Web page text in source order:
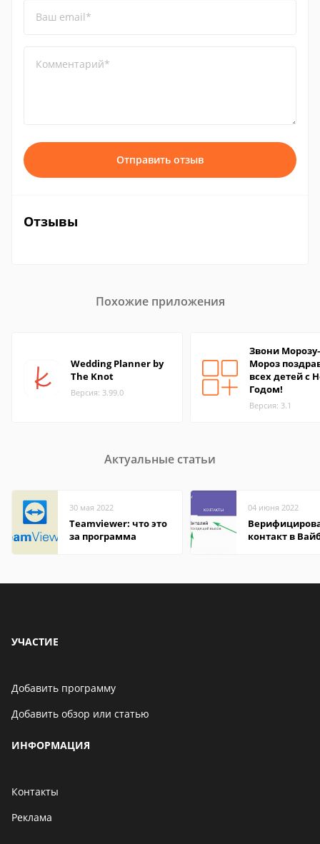
Ваш email*
Комментарий*
Отправить отзыв
Отзывы
Похожие приложения
Wedding Planner by
The Knot
Версия: 3.99.0
Звони
Мороз
всех детей с
Годом!
Версия: 3.1
Актуальные статьи
30 мая 2022
Teamviewer: что это
за программа
04 июня 2022
контакт в
УЧАСТИЕ
Добавить программу
Добавить обзор или статью
ИНФОРМАЦИЯ
Контакты
Реклама